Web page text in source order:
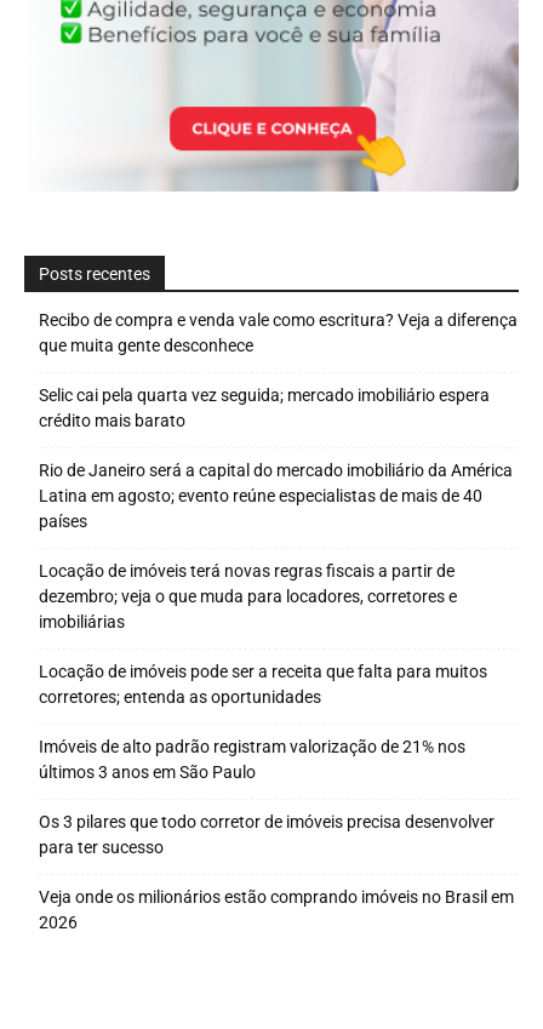
Posts recentes
Recibo de compra e venda vale como escritura? Veja a diferença
que muita gente desconhece
Selic cai pela quarta vez seguida; mercado imobiliário espera
crédito mais barato
Rio de Janeiro será a capital do mercado imobiliário da América
Latina em agosto; evento reúne especialistas de mais de 40
países
Locação de imóveis terá novas regras fiscais a partir de
dezembro; veja o que muda para locadores, corretores e
imobiliárias
Locação de imóveis pode ser a receita que falta para muitos
corretores; entenda as oportunidades
Imóveis de alto padrão registram valorização de 21% nos
últimos 3 anos em São Paulo
Os 3 pilares que todo corretor de imóveis precisa desenvolver
para ter sucesso
Veja onde os milionários estão comprando imóveis no Brasil em
2026